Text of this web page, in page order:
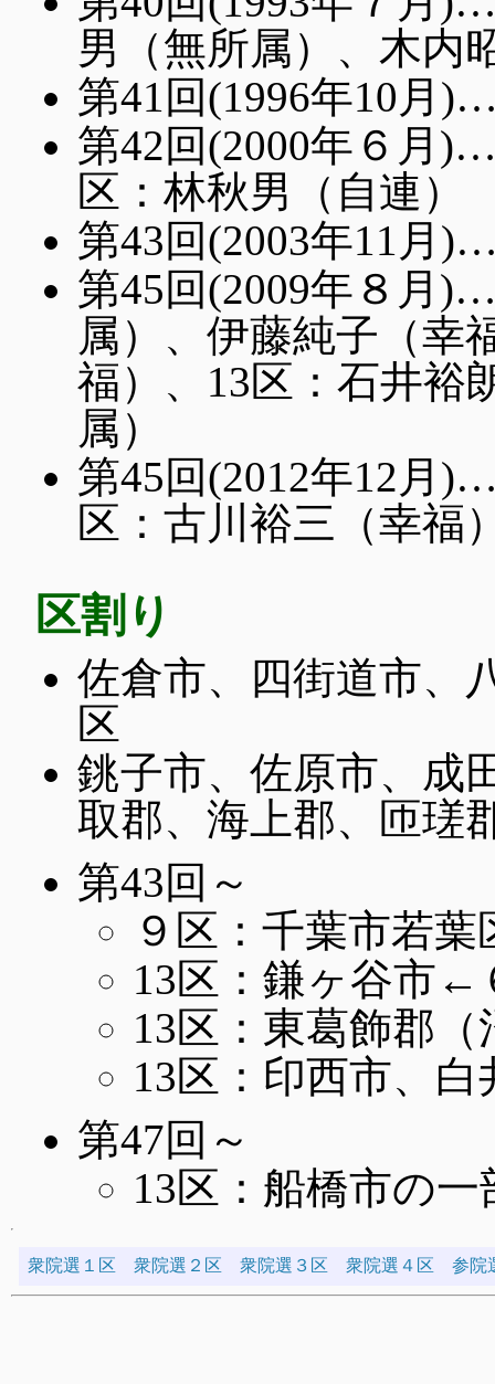
男（無所属）、木内
第41回(1996年10月
第42回(2000年６月
区：林秋男（自連）
第43回(2003年11月
第45回(2009年８月
属）、伊藤純子（幸
福）、13区：石井裕
属）
第45回(2012年12月
区：古川裕三（幸福
区割り
佐倉市、四街道市、
区
銚子市、佐原市、成
取郡、海上郡、匝瑳
第43回～
９区：千葉市若
13区：鎌ヶ谷市←
13区：東葛飾郡
13区：印西市、
第47回～
13区：船橋市の
衆院選１区 衆院選２区 衆院選３区 衆院選４区 参院